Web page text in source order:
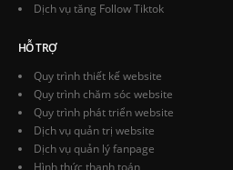
Dịch vụ tăng Follow Tiktok
HỖ TRỢ
Quy trình thiết kế website
Quy trình chăm sóc website
Quy trình phát triển website
Dịch vụ quản trị website
Dịch vụ quản lý fanpage
Hình thức thanh toán